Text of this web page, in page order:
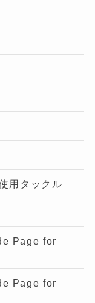
用タックル
Page for
Page for